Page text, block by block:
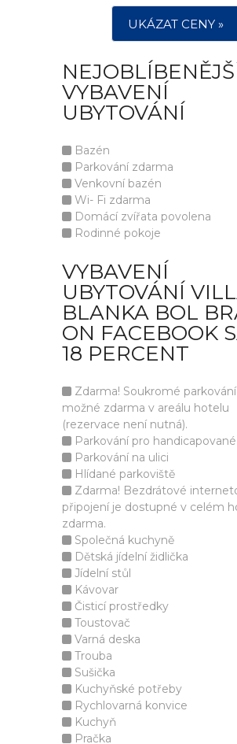
UKÁZAT CENY »
VYBAVENÍ
UBYTOVÁNÍ
Bazén
Parkování zdarma
Venkovní bazén
Wi- Fi zdarma
Domácí zvířata povolena
Rodinné pokoje
VYBAVENÍ
UBYTOVÁNÍ
BLANKA BOL
ON FACEBOOK
18 PERCENT
Zdarma! Soukromé
možné zdarma v areálu hotelu
(rezervace není nutná).
Parkování pro handicapované
Parkování na ulici
Hlídané parkoviště
Zdarma! Bezdrátové
připojení je dostupné v celém
zdarma.
Společná kuchyně
Dětská jídelní židlička
Jídelní stůl
Kávovar
Čisticí prostředky
Toustovač
Varná deska
Trouba
Sušička
Kuchyňské potřeby
Rychlovarná konvice
Kuchyň
Pračka